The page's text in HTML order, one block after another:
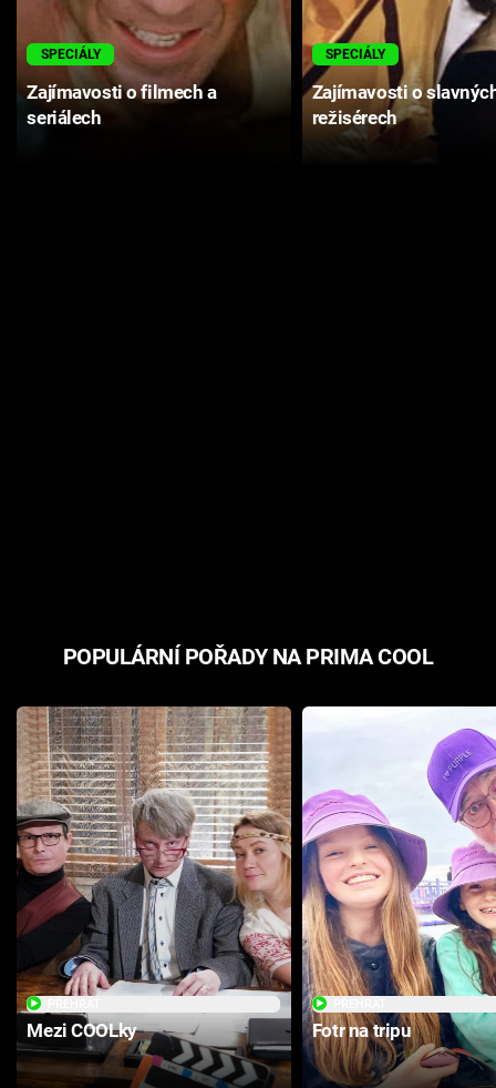
SPECIÁLY
Zajímavosti o filmech a
seriálech
SPECIÁLY
Zajímavosti o
režisérech
POPULÁRNÍ POŘADY NA PRIMA COOL
Mezi COOLky Fotr na tripu